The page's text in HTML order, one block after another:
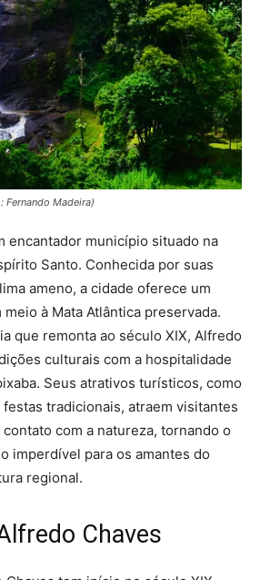
Fernando Madeira)
encantador município situado na
Santo. Conhecida por suas
ameno, a cidade oferece um
à Mata Atlântica preservada.
que remonta ao século XIX, Alfredo
culturais com a hospitalidade
Seus atrativos turísticos, como
tradicionais, atraem visitantes
com a natureza, tornando o
imperdível para os amantes do
regional.
Chaves